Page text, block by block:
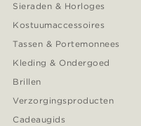
Sieraden & Horloges
Kostuumaccessoires
Tassen & Portemonnees
Kleding & Ondergoed
Brillen
Verzorgingsproducten
Cadeaugids